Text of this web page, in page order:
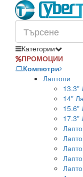
Категории
ПРОМОЦИИ
Компютри
Лаптопи
13.3"
14"
15.6"
17.3"